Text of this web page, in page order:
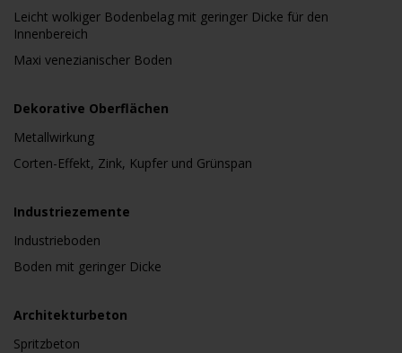
Leicht wolkiger Bodenbelag mit geringer Dicke für den
Innenbereich
Maxi venezianischer Boden
Dekorative Oberflächen
Metallwirkung
Corten-Effekt, Zink, Kupfer und Grünspan
Industriezemente
Industrieboden
Boden mit geringer Dicke
Architekturbeton
Spritzbeton